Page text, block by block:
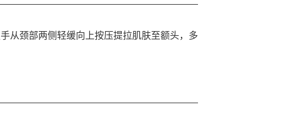
从颈部两侧轻缓向上按压提拉肌肤至额头，多